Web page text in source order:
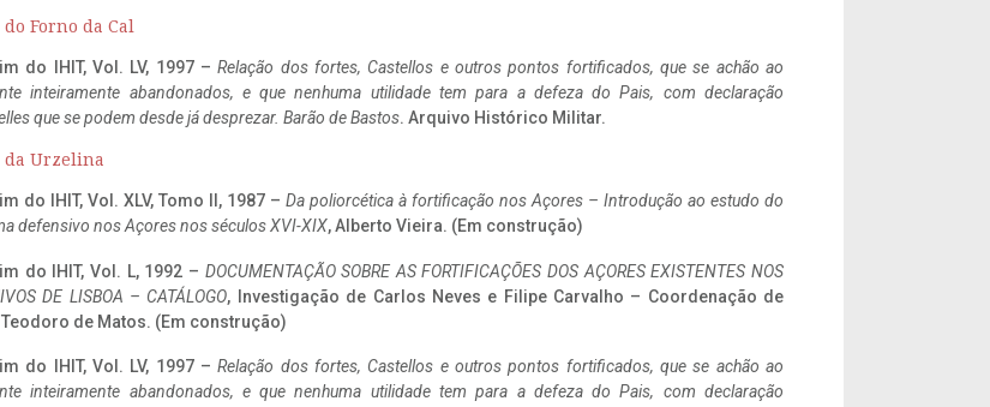
do Forno da Cal
do IHIT, Vol. LV, 1997 –Relação dos fortes, Castellos e outros pontos fortificados, que se achão ao
inteiramente abandonados, e que nenhuma utilidade tem para a defeza do Pais, com declaração
que se podem desde já desprezar. Barão de Bastos. Arquivo Histórico Militar.
da Urzelina
do IHIT, Vol. XLV, Tomo II, 1987 – Da poliorcética à fortificação nos Açores – Introdução ao estudo do
defensivo nos Açores nos séculos XVI-XIX, Alberto Vieira. (Em construção)
do IHIT, Vol. L, 1992 – DOCUMENTAÇÃO SOBRE AS FORTIFICAÇÕES DOS AÇORES EXISTENTES NOS
DE LISBOA – CATÁLOGO, Investigação de Carlos Neves e Filipe Carvalho – Coordenação de
de Matos. (Em construção)
do IHIT, Vol. LV, 1997 –Relação dos fortes, Castellos e outros pontos fortificados, que se achão ao
inteiramente abandonados, e que nenhuma utilidade tem para a defeza do Pais, com declaração